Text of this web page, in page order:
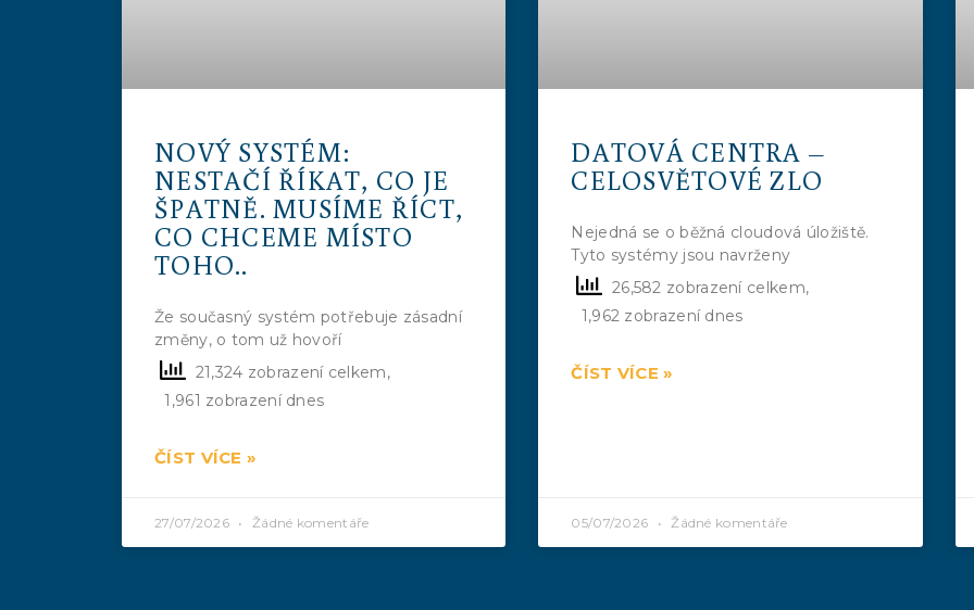
NOVÝ SYSTÉM:
NESTAČÍ ŘÍKAT, CO JE
ŠPATNĚ. MUSÍME ŘÍCT,
CO CHCEME MÍSTO
TOHO..
Že současný systém potřebuje zásadní
změny, o tom už hovoří
21,324 zobrazení celkem,
1,961 zobrazení dnes
ČÍST VÍCE »
27/07/2026 Žádné komentáře
DATOVÁ CENTRA –
CELOSVĚTOVÉ ZLO
Nejedná se o běžná cloudová úložiště.
Tyto systémy jsou navrženy
26,582 zobrazení celkem,
1,962 zobrazení dnes
ČÍST VÍCE »
05/07/2026 Žádné komentáře